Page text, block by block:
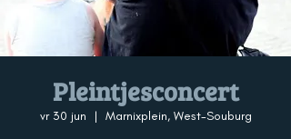
Pleintjesconcert
vr 30 jun
  |
Marnixplein, West-Souburg